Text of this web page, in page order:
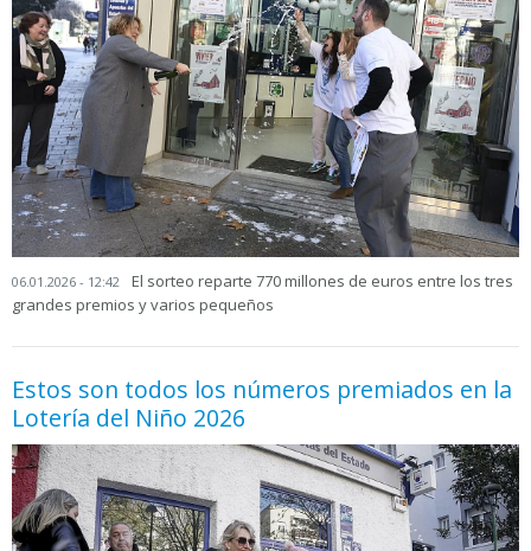
06.01.2026 - 12:42
El sorteo reparte 770 millones de euros entre los tres
grandes premios y varios pequeños
Estos son todos los números premiados en la
Lotería del Niño 2026